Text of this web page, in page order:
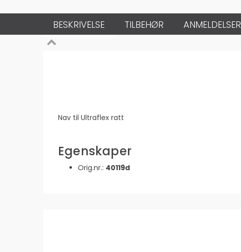
BESKRIVELSE TILBEHØR ANMELDELSER
Nav til Ultraflex ratt
Egenskaper
Orig.nr.: 40119d